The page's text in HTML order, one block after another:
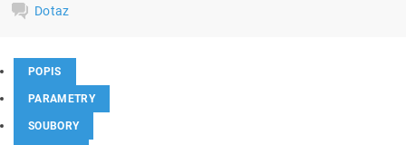
Dotaz
POPIS
PARAMETRY
SOUBORY